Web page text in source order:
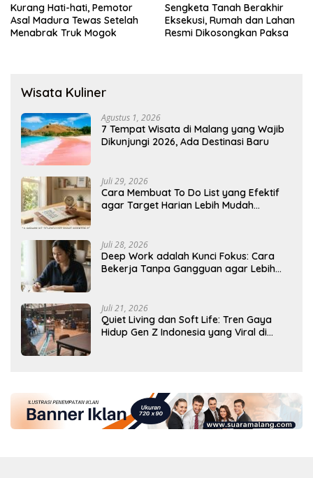
Kurang Hati-hati, Pemotor
Asal Madura Tewas Setelah
Menabrak Truk Mogok
Sengketa Tanah Berakhir
Eksekusi, Rumah dan Lahan
Resmi Dikosongkan Paksa
Wisata Kuliner
Agustus 1, 2026
7 Tempat Wisata di Malang yang Wajib
Dikunjungi 2026, Ada Destinasi Baru
Juli 29, 2026
Cara Membuat To Do List yang Efektif
agar Target Harian Lebih Mudah
Juli 28, 2026
Deep Work adalah Kunci Fokus: Cara
Bekerja Tanpa Gangguan agar Lebih
Juli 21, 2026
Quiet Living dan Soft Life: Tren Gaya
Hidup Gen Z Indonesia yang Viral di